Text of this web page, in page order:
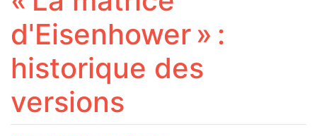
d'Eisenhower » :
historique des
versions